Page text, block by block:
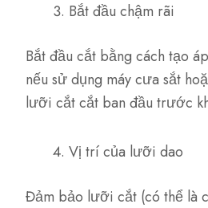
Bắt đầu chậm rãi
Bắt đầu cắt bằng cách tạo
nếu sử dụng máy cưa sắt
lưỡi cắt cắt ban đầu trước
Vị trí của lưỡi dao
Đảm bảo lưỡi cắt (có thể là